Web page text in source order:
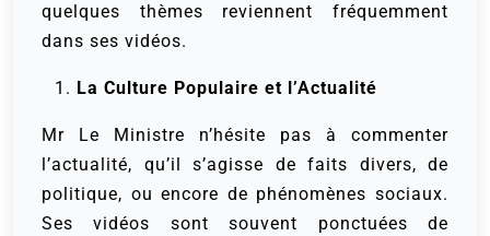
quelques thèmes reviennent fréquemment
dans ses vidéos.
La Culture Populaire et l’Actualité
Mr Le Ministre n’hésite pas à commenter
l’actualité, qu’il s’agisse de faits divers, de
politique, ou encore de phénomènes sociaux.
Ses vidéos sont souvent ponctuées de